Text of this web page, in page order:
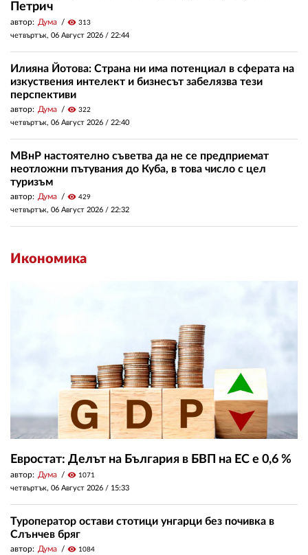
Петрич
автор: Дума visibility 313
четвъртък, 06 Август 2026 / 22:44
Илияна Йотова: Страна ни има потенциал в сферата на
изкуствения интелект и бизнесът забелязва тези
перспективи
автор: Дума visibility 322
четвъртък, 06 Август 2026 / 22:40
МВнР настоятелно съветва да не се предприемат
неотложни пътувания до Куба, в това число с цел
туризъм
автор: Дума visibility 429
четвъртък, 06 Август 2026 / 22:32
Икономика
Евростат: Делът на България в БВП на ЕС е 0,6 %
автор: Дума visibility 1071
четвъртък, 06 Август 2026 / 15:33
Туроператор остави стотици унгарци без почивка в
Слънчев бряг
автор: Дума visibility 1084